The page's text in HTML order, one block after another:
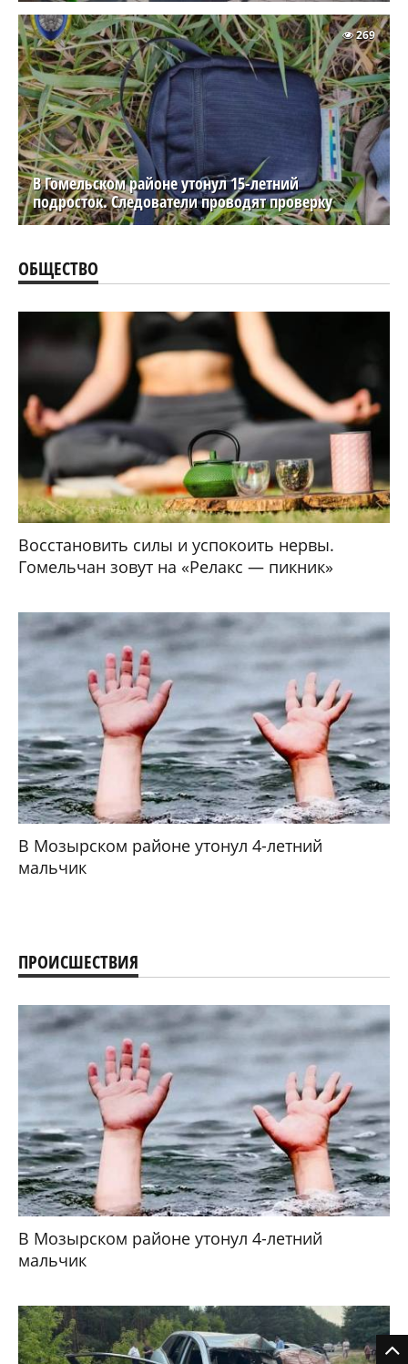
В Гомельском районе утонул 15-летний
подросток. Следователи проводят проверку
269
ОБЩЕСТВО
Восстановить силы и успокоить нервы.
Гомельчан зовут на «Релакс — пикник»
В Мозырском районе утонул 4-летний
мальчик
ПРОИСШЕСТВИЯ
В Мозырском районе утонул 4-летний
мальчик